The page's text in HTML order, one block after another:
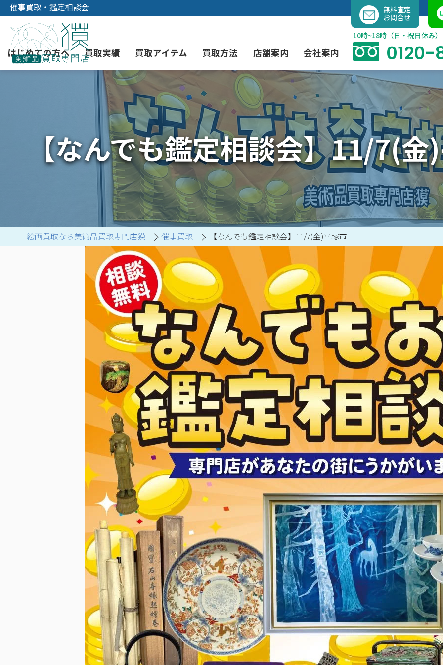
容
キ
ッ
催事買取・鑑定相談会
はじめての方へ
初めての美術品売却 よくあるご質問
YOUTUBE instagram
買取実績 買取アイテム
現代アート買取
骨董品買取 茶道具買取
西洋アンティーク買取 彫刻・ブロンズ買取
工芸品買取
ブランド家具買取 買取アイテム一覧はこちら
買取方法
出張買取（無料）
宅配・郵送買取 業者間オークション出品代行
時価評価サービス
店舗案内
大阪店
会社案内
当社の特徴
消費者志向自主宣言
無料査定
お問合せ
10時~18時（日・祝日休み）
【なんでも鑑定相談会】11/7(金
絵画買取なら美術品買取専門店獏 催事買取 【なんでも鑑定相談会】11/7(金)平塚市